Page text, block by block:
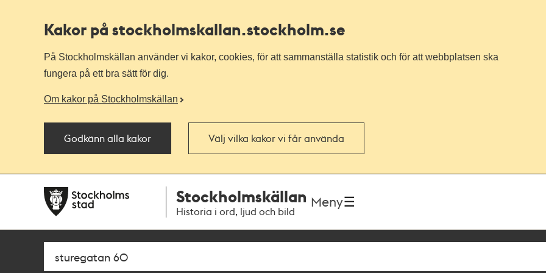
Kakor på stockholmskallan.stockholm.se
På Stockholmskällan använder vi kakor, cookies, för att sammanställa statistik och för att webbplatsen ska
fungera på ett bra sätt för dig.
Om kakor på Stockholmskällan
Godkänn alla kakor Välj vilka kakor vi får använda
navigationen
huvudinnehållet
Stockholmskällan
Historia i ord, ljud och bild
Meny
Sök